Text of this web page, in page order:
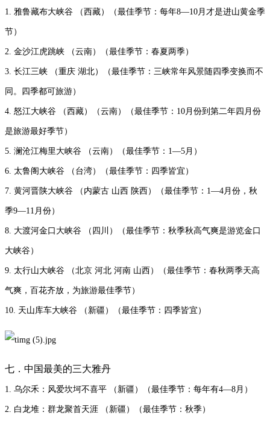
1. 雅鲁藏布大峡谷 （西藏）（最佳季节：每年8—10月才是进山黄金季
节）
2. 金沙江虎跳峡 （云南）（最佳季节：春夏两季）
3. 长江三峡 （重庆 湖北）（最佳季节：三峡常年风景随四季变换而不
同。四季都可旅游）
4. 怒江大峡谷 （西藏）（云南）（最佳季节：10月份到第二年四月份
是旅游最好季节）
5. 澜沧江梅里大峡谷 （云南）（最佳季节：1—5月）
6. 太鲁阁大峡谷 （台湾）（最佳季节：四季皆宜）
7. 黄河晋陕大峡谷 （内蒙古 山西 陕西）（最佳季节：1—4月份，秋
季9—11月份）
8. 大渡河金口大峡谷 （四川）（最佳季节：秋季秋高气爽是游览金口
大峡谷）
9. 太行山大峡谷 （北京 河北 河南 山西）（最佳季节：春秋两季天高
气爽，百花齐放，为旅游最佳季节）
10. 天山库车大峡谷 （新疆）（最佳季节：四季皆宜）
七．中国最美的三大雅丹
1. 乌尔禾：风爱坎坷不喜平 （新疆）（最佳季节：每年有4—8月）
2. 白龙堆：群龙聚首天涯 （新疆）（最佳季节：秋季）